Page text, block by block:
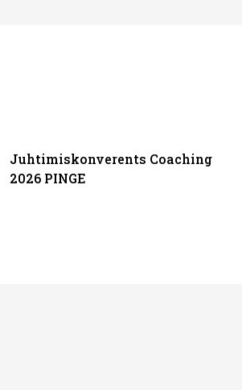
Juhtimiskonverents Coaching
2026 PINGE